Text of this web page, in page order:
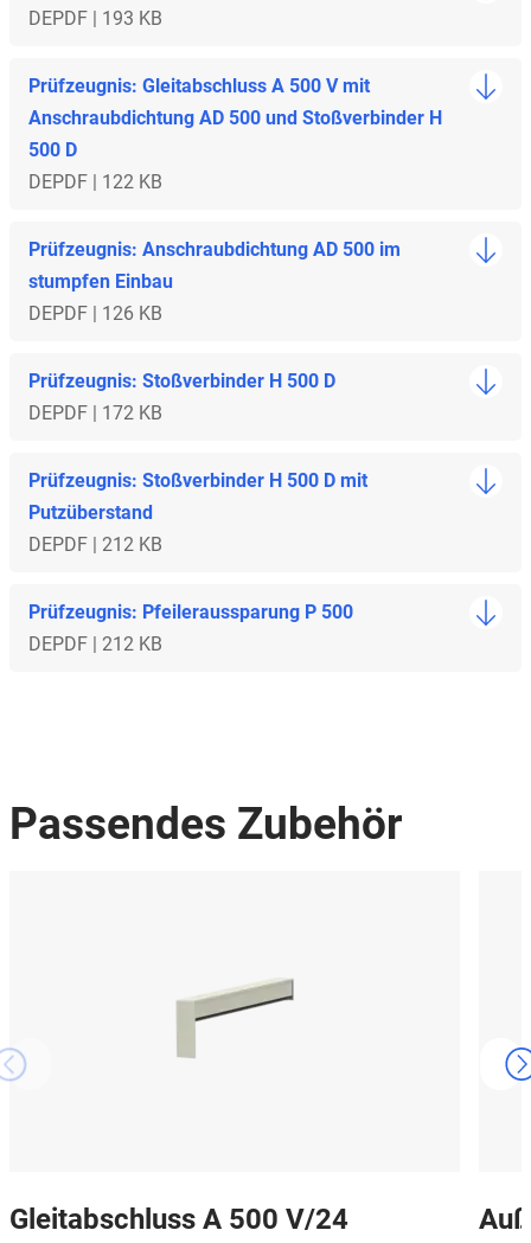
DEPDF | 193 KB
Prüfzeugnis: Gleitabschluss A 500 V mit
Anschraubdichtung AD 500 und Stoßverbinder H
500 D
DEPDF | 122 KB
Prüfzeugnis: Anschraubdichtung AD 500 im
stumpfen Einbau
DEPDF | 126 KB
Prüfzeugnis: Stoßverbinder H 500 D
DEPDF | 172 KB
Prüfzeugnis: Stoßverbinder H 500 D mit
Putzüberstand
DEPDF | 212 KB
Prüfzeugnis: Pfeileraussparung P 500
DEPDF | 212 KB
Passendes Zubehör
Gleitabschluss A 500 V/24